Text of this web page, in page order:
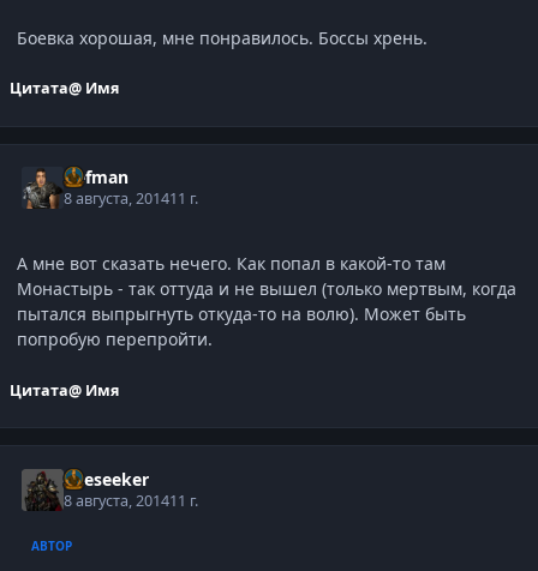
Боевка хорошая, мне понравилось. Боссы хрень.
Цитата@ Имя
Defman
8 августа, 201411 г.
А мне вот сказать нечего. Как попал в какой-то там
Монастырь - так оттуда и не вышел (только мертвым, когда
пытался выпрыгнуть откуда-то на волю). Может быть
попробую перепройти.
Цитата@ Имя
Oreseeker
8 августа, 201411 г.
АВТОР